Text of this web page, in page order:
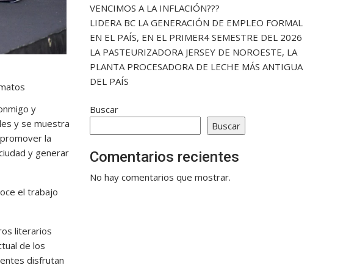
y
y se muestra
la
y generar
el trabajo
literarios
de los
disfrutan
VENCIMOS A LA INFLACIÓN???
LIDERA BC LA GENERACIÓN DE EMPLEO FORMAL
EN EL PAÍS, EN EL PRIMER4 SEMESTRE DEL 2026
LA PASTEURIZADORA JERSEY DE NOROESTE, LA
PLANTA PROCESADORA DE LECHE MÁS ANTIGUA
DEL PAÍS
Buscar
Buscar
Comentarios recientes
No hay comentarios que mostrar.